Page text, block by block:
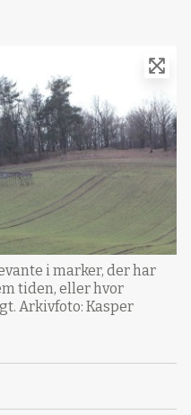
i marker, der har
tiden, eller hvor
Arkivfoto: Kasper